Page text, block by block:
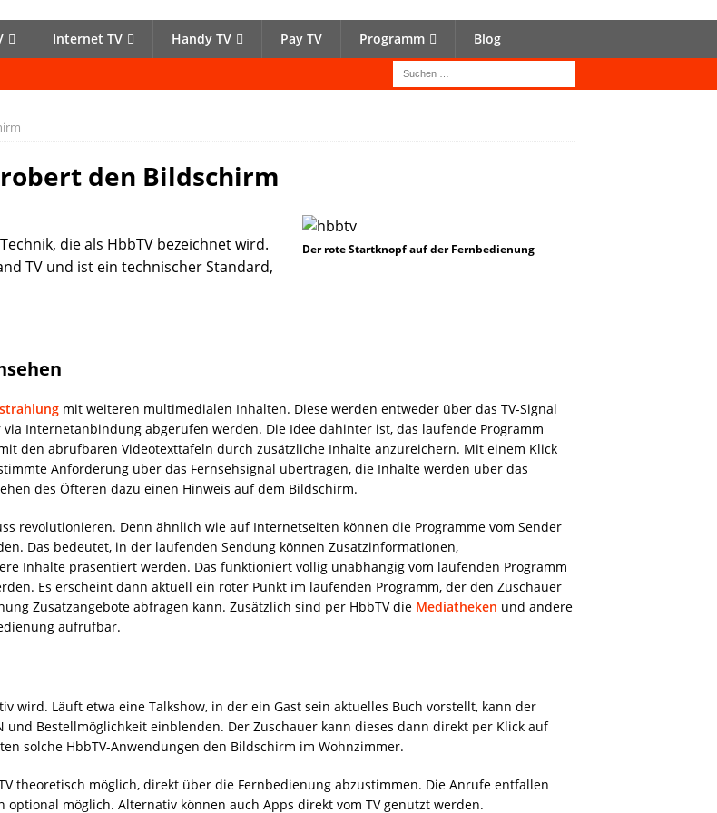
Internet TV Handy TV Pay TV Programm Blog
den Bildschirm
Der rote Startknopf auf der Fernbedienung
die als HbbTV bezeichnet wird.
TV und ist ein technischer Standard,
mit weiteren multimedialen Inhalten. Diese werden entweder über das TV-Signal
Internetanbindung abgerufen werden. Die Idee dahinter ist, das laufende Programm
den abrufbaren Videotexttafeln durch zusätzliche Inhalte anzureichern. Mit einem Klick
Anforderung über das Fernsehsignal übertragen, die Inhalte werden über das
des Öfteren dazu einen Hinweis auf dem Bildschirm.
revolutionieren. Denn ähnlich wie auf Internetseiten können die Programme vom Sender
Das bedeutet, in der laufenden Sendung können Zusatzinformationen,
Inhalte präsentiert werden. Das funktioniert völlig unabhängig vom laufenden Programm
Es erscheint dann aktuell ein roter Punkt im laufenden Programm, der den Zuschauer
Zusatzangebote abfragen kann. Zusätzlich sind per HbbTV die Mediatheken und andere
aufrufbar.
wird. Läuft etwa eine Talkshow, in der ein Gast sein aktuelles Buch vorstellt, kann der
Bestellmöglichkeit einblenden. Der Zuschauer kann dieses dann direkt per Klick auf
solche HbbTV-Anwendungen den Bildschirm im Wohnzimmer.
theoretisch möglich, direkt über die Fernbedienung abzustimmen. Die Anrufe entfallen
möglich. Alternativ können auch Apps direkt vom TV genutzt werden.